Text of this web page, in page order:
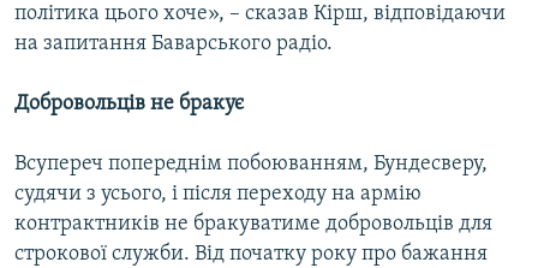
політика цього хоче», – сказав Кірш, відповідаючи
на запитання Баварського радіо.
Добровольців не бракує
Всупереч попереднім побоюванням, Бундесверу,
судячи з усього, і після переходу на армію
контрактників не бракуватиме добровольців для
строкової служби. Від початку року про бажання